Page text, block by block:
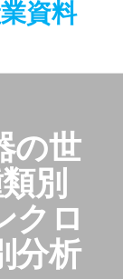
資料
の世
別
クロ
分析